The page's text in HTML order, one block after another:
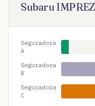
Subaru
Seguradora
A
Seguradora
B
Seguradora
C